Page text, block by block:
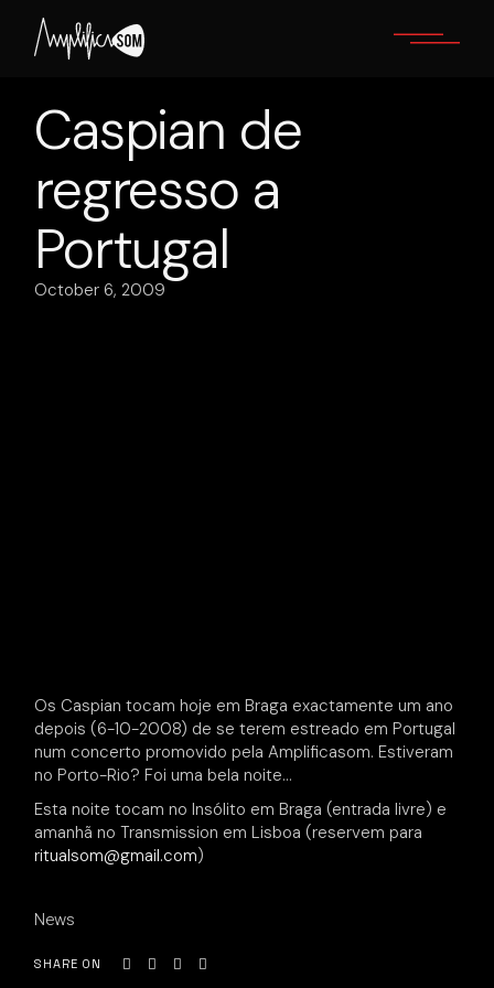
content
Caspian de
regresso a
Portugal
October 6, 2009
Os Caspian tocam hoje em Braga exactamente um ano
depois (6-10-2008) de se terem estreado em Portugal
num concerto promovido pela Amplificasom. Estiveram
no Porto-Rio? Foi uma bela noite…
Esta noite tocam no Insólito em Braga (entrada livre) e
amanhã no Transmission em Lisboa (reservem para
ritualsom@gmail.com)
News
SHARE ON